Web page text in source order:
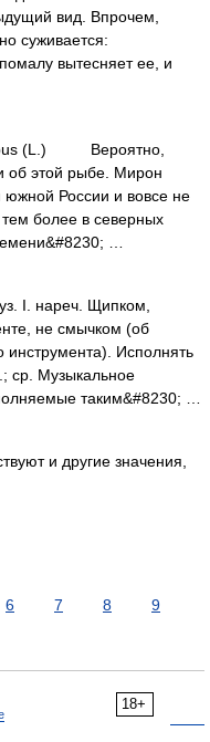
вид. Впрочем,
суживается:
вытесняет ее, и
(L.) Вероятно,
об этой рыбе. Мирон
южной России и вовсе не
более в северных
…
I. нареч. Щипком,
не смычком (об
инструмента). Исполнять
ср. Музыкальное
таким&#8230; …
и другие значения,
6 7 8
9
18+